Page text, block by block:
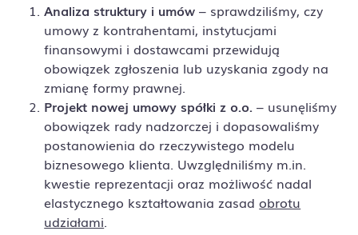
Analiza struktury i umów – sprawdziliśmy, czy
umowy z kontrahentami, instytucjami
finansowymi i dostawcami przewidują
obowiązek zgłoszenia lub uzyskania zgody na
zmianę formy prawnej.
Projekt nowej umowy spółki z o.o. – usunęliśmy
obowiązek rady nadzorczej i dopasowaliśmy
postanowienia do rzeczywistego modelu
biznesowego klienta. Uwzględniliśmy m.in.
kwestie reprezentacji oraz możliwość nadal
elastycznego kształtowania zasadobrotu
udziałami.